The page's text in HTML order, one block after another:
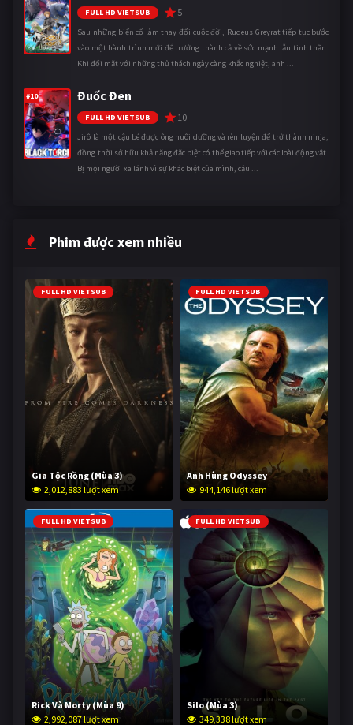
FULL HD VIETSUB 5
Sau những biến cố làm thay đổi cuộc đời, Rudeus Greyrat tiếp tục bước
vào một hành trình mới để trưởng thành cả về sức mạnh lẫn tinh thần.
Khi đối mặt với những thử thách ngày càng khắc nghiệt, anh ...
#10 Đuốc Đen
FULL HD VIETSUB 10
Jirô là một cậu bé được ông nuôi dưỡng và rèn luyện để trở thành ninja,
đồng thời sở hữu khả năng đặc biệt có thể giao tiếp với các loài động vật.
Bị mọi người xa lánh vì sự khác biệt của mình, cậu ...
Phim được xem nhiều
FULL HD VIETSUB
Gia Tộc Rồng (Mùa 3)
2,012,883 lượt xem
FULL HD VIETSUB
Anh Hùng Odyssey
944,146 lượt xem
FULL HD VIETSUB
Rick Và Morty (Mùa 9)
2,992,087 lượt xem
FULL HD VIETSUB
Silo (Mùa 3)
349,338 lượt xem